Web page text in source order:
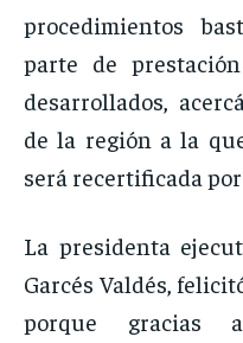
procedimientos
parte de
desarrollados,
de la región a la
será recertificada
La presidenta
Garcés Valdés,
porque gracias